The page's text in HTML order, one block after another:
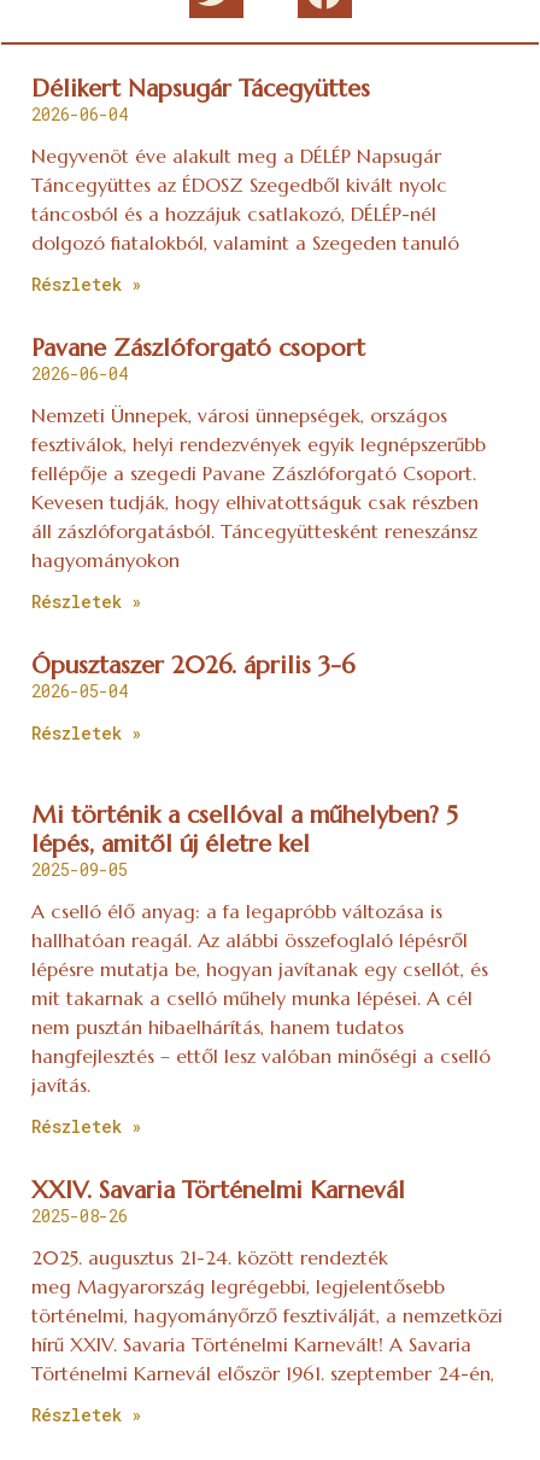
Délikert Napsugár Tácegyüttes
2026-06-04
Negyvenöt éve alakult meg a DÉLÉP Napsugár
Táncegyüttes az ÉDOSZ Szegedből kivált nyolc
táncosból és a hozzájuk csatlakozó, DÉLÉP-nél
dolgozó fiatalokból, valamint a Szegeden tanuló
Részletek »
Pavane Zászlóforgató csoport
2026-06-04
Nemzeti Ünnepek, városi ünnepségek, országos
fesztiválok, helyi rendezvények egyik legnépszerűbb
fellépője a szegedi Pavane Zászlóforgató Csoport.
Kevesen tudják, hogy elhivatottságuk csak részben
áll zászlóforgatásból. Táncegyüttesként reneszánsz
hagyományokon
Részletek »
Ópusztaszer 2026. április 3-6
2026-05-04
Részletek »
Mi történik a csellóval a műhelyben? 5
lépés, amitől új életre kel
2025-09-05
A cselló élő anyag: a fa legapróbb változása is
hallhatóan reagál. Az alábbi összefoglaló lépésről
lépésre mutatja be, hogyan javítanak egy csellót, és
mit takarnak a cselló műhely munka lépései. A cél
nem pusztán hibaelhárítás, hanem tudatos
hangfejlesztés – ettől lesz valóban minőségi a cselló
javítás.
Részletek »
XXIV. Savaria Történelmi Karnevál
2025-08-26
2025. augusztus 21-24. között rendezték
meg Magyarország legrégebbi, legjelentősebb
történelmi, hagyományőrző fesztiválját, a nemzetközi
hírű XXIV. Savaria Történelmi Karnevált! A Savaria
Történelmi Karnevál először 1961. szeptember 24-én,
Részletek »